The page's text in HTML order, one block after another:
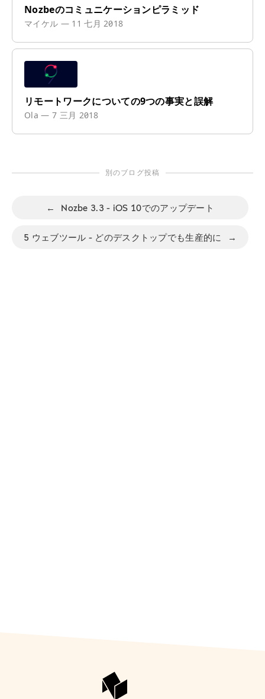
Nozbeのコミュニケーションピラミッド
マイケル — 11 七月 2018
リモートワークについての9つの事実と誤解
Ola— 7 三月 2018
別のブログ投稿
← Nozbe 3.3 - iOS 10でのアップデート
5 ウェブツール - どのデスクトップでも生産的に →